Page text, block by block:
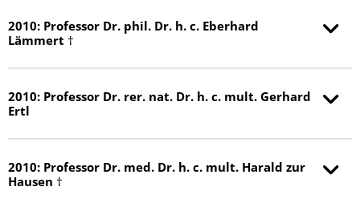
2010: Professor Dr. phil. Dr. h. c. Eberhard
Lämmert †
2010: Professor Dr. rer. nat. Dr. h. c. mult. Gerhard
Ertl
2010: Professor Dr. med. Dr. h. c. mult. Harald zur
Hausen †